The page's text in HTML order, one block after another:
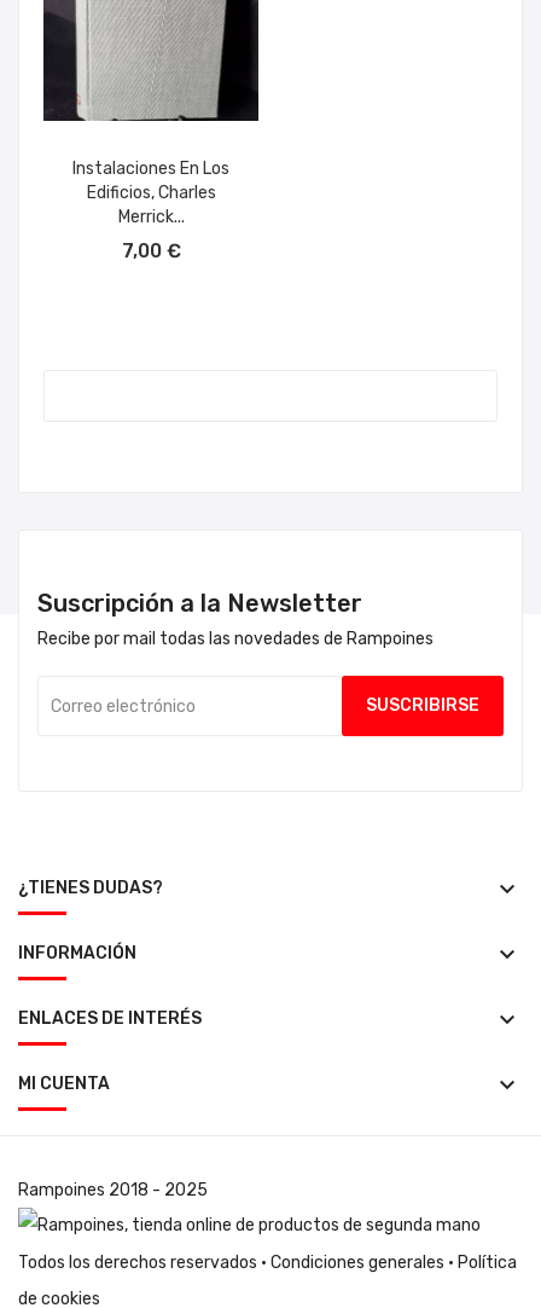
Instalaciones En Los
Edificios, Charles
Merrick...
7,00 €
Suscripción a la Newsletter
Recibe por mail todas las novedades de Rampoines
¿TIENES DUDAS? keyboard_arrow_down
INFORMACIÓN keyboard_arrow_down
ENLACES DE INTERÉS keyboard_arrow_down
MI CUENTA keyboard_arrow_down
Rampoines 2018 - 2025
Todos los derechos reservados · Condiciones generales · Política
de cookies